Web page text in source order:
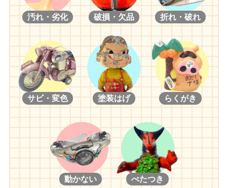
汚れ・劣化 破損・欠品 折れ・破れ
サビ・変色 塗装はげ らくがき
動かない べたつき